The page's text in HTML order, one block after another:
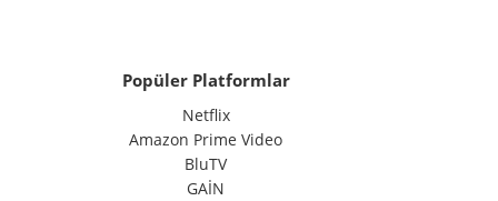
Popüler Platformlar
Netflix
Amazon Prime Video
BluTV
GAİN